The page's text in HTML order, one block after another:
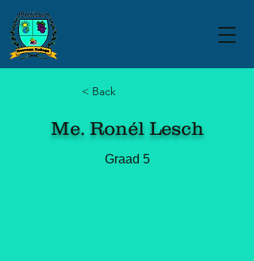
< Back
Me. Ronél Lesch
Graad 5